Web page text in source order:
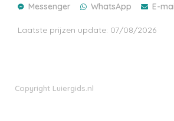
Messenger WhatsApp E-mail
Laatste prijzen update: 07/08/2026
Copyright Luiergids.nl